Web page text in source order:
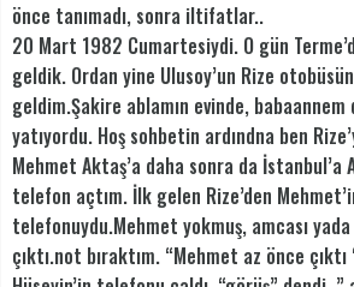
önce tanımadı, sonra iltifatlar..
20 Mart 1982 Cumartesiydi. O gün
geldik. Ordan yine Ulusoy’un Rize
geldim.Şakire ablamın evinde,
yatıyordu. Hoş sohbetin ardındna ben
Mehmet Aktaş’a daha sonra da İstanbul’a
telefon açtım. İlk gelen Rize’den
telefonuydu.Mehmet yokmuş, amcası
çıktı.not bıraktım. “Mehmet az önce çıktı